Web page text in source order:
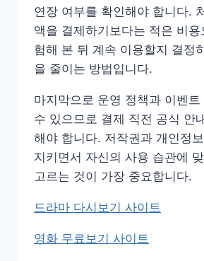
연장 여부를 확인해야 합니다.
액을 결제하기보다는 적은 비용
험해 본 뒤 계속 이용할지 결정
을 줄이는 방법입니다.
마지막으로 운영 정책과 이벤트
수 있으므로 결제 직전 공식 안
해야 합니다. 저작권과 개인정
지키면서 자신의 사용 습관에
고르는 것이 가장 중요합니다.
드라마 다시보기 사이트
영화 무료보기 사이트